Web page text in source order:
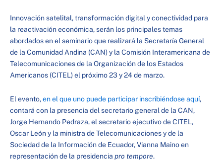
Innovación satelital, transformación digital y conectividad para
la reactivación económica, serán los principales temas
abordados en el seminario que realizará la Secretaría General
de la Comunidad Andina (CAN) y la Comisión Interamericana de
Telecomunicaciones de la Organización de los Estados
Americanos (CITEL) el próximo 23 y 24 de marzo.
El evento,en el que uno puede participar inscribiéndose aquí,
contará con la presencia del secretario general de la CAN,
Jorge Hernando Pedraza, el secretario ejecutivo de CITEL,
Oscar León y la ministra de Telecomunicaciones y de la
Sociedad de la Información de Ecuador, Vianna Maino en
representación de la presidencia pro tempore.